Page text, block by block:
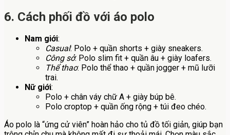
6. Cách phối đồ với áo polo
Nam giới:
Casual: Polo + quần shorts + giày sneakers.
Công sở: Polo slim fit + quần âu + giày loafers.
Thể thao: Polo thể thao + quần jogger + mũ lưỡi
trai.
Nữ giới:
Polo + chân váy chữ A + giày búp bê.
Polo croptop + quần ống rộng + túi đeo chéo.
Áo polo là “ứng cử viên” hoàn hảo cho tủ đồ tối giản, giúp bạn